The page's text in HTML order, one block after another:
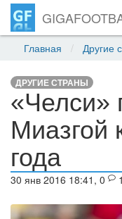
Главная Другие
ДРУГИЕ СТРАНЫ
«Челси»
Миазгой
года
30 янв 2016 18:41, 0